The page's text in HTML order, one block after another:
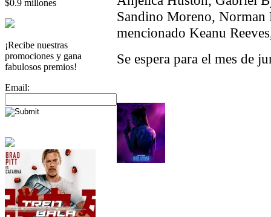
$0.9 millones
¡Recibe nuestras
promociones y gana
fabulosos premios!
Email:
Sandino Moreno, Norman
mencionado Keanu
Se espera para el mes de